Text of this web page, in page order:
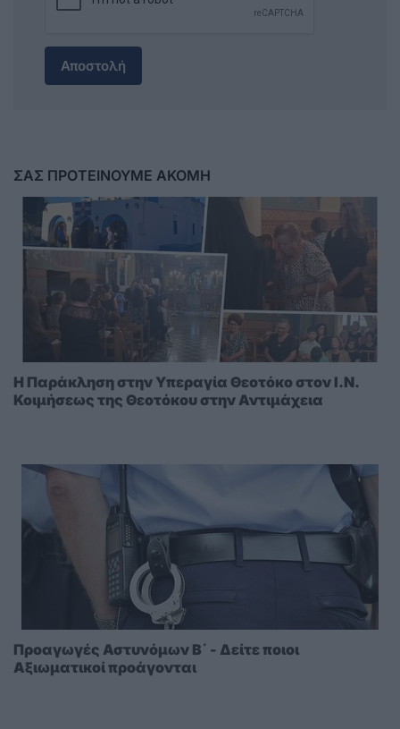
Αποστολή
ΣΑΣ ΠΡΟΤΕΙΝΟΥΜΕ ΑΚΟΜΗ
Η Παράκληση στην Υπεραγία Θεοτόκο στoν I.N.
Κοιμήσεως της Θεοτόκου στην Αντιμάχεια
Προαγωγές Αστυνόμων Β΄ - Δείτε ποιοι
Αξιωματικοί προάγονται